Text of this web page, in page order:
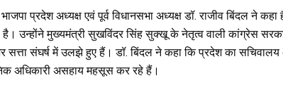
ar
e
भाजपा प्रदेश अध्यक्ष एवं पूर्व विधानसभा अध्यक्ष डॉ. राजीव बिंदल ने
उन्होंने मुख्यमंत्री सुखविंदर सिंह सुक्खू के नेतृत्व वाली कांग्रेस
संघर्ष में उलझे हुए हैं। डॉ. बिंदल ने कहा कि प्रदेश का सचिवालय
अधिकारी असहाय महसूस कर रहे हैं।